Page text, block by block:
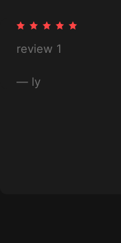
（サンマーク
review 1
— ly